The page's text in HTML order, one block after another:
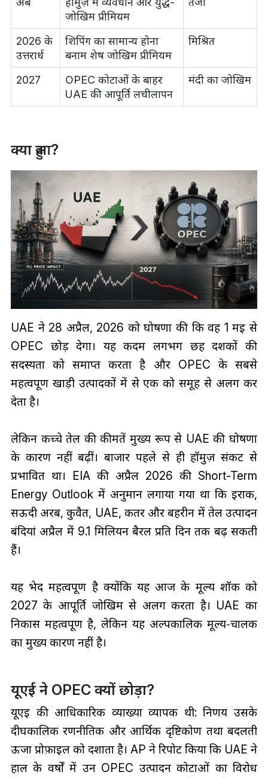
जोखिम प्रीमियम
2026 के
उत्तरार्ध
शिपिंग का सामान्य होना
बनाम शेष जोखिम प्रीमियम
मिश्रित
2027
OPEC कोटाओं के बाहर
UAE की आपूर्ति लचीलापन
मंदी का जोखिम
क्या हुआ?
UAE ने 28 अप्रैल, 2026 को घोषणा की कि वह 1 मई से
OPEC छोड़ देगा। यह कदम लगभग छह दशकों की
सदस्यता को समाप्त करता है और OPEC के सबसे
महत्वपूर्ण खाड़ी उत्पादकों में से एक को समूह से अलग कर
देता है।
लेकिन कच्चे तेल की कीमतें मुख्य रूप से UAE की घोषणा
के कारण नहीं बढ़ीं। बाजार पहले से ही हॉर्मुज़ संकट से
प्रभावित था। EIA की अप्रैल 2026 की Short-Term
Energy Outlook में अनुमान लगाया गया था कि इराक,
सऊदी अरब, कुवैत, UAE, कतर और बहरीन में तेल उत्पादन
बंदियां अप्रैल में 9.1 मिलियन बैरल प्रति दिन तक बढ़ सकती
हैं।
यह भेद महत्वपूर्ण है क्योंकि यह आज के मूल्य शॉक को
2027 के आपूर्ति जोखिम से अलग करता है। UAE का
निकास महत्वपूर्ण है, लेकिन यह अल्पकालिक मूल्य‑चालक
का मुख्य कारण नहीं है।
यूएई ने OPEC क्यों छोड़ा?
यूएई की आधिकारिक व्याख्या व्यापक थी: निर्णय उसके
दीर्घकालिक रणनीतिक और आर्थिक दृष्टिकोण तथा बदलती
ऊर्जा प्रोफ़ाइल को दर्शाता है। AP ने रिपोर्ट किया कि UAE ने
हाल के वर्षों में उन OPEC उत्पादन कोटाओं का विरोध